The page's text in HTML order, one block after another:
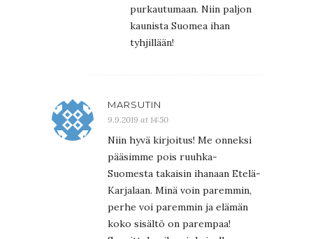
purkautumaan. Niin paljon
kaunista Suomea ihan
tyhjillään!
MARSUTIN
9.9.2019 at 14:50
Niin hyvä kirjoitus! Me onneksi
pääsimme pois ruuhka-
Suomesta takaisin ihanaan Etelä-
Karjalaan. Minä voin paremmin,
perhe voi paremmin ja elämän
koko sisältö on parempaa!